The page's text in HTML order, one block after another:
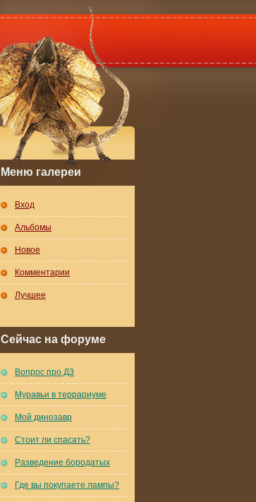
Меню галереи
Вход
Альбомы
Новое
Комментарии
Лучшее
Сейчас на форуме
Вопрос про Д3
Муравьи в террариуме
Мой динозавр
Стоит ли спасать?
Разведение бородатых
Где вы покупаете лампы?